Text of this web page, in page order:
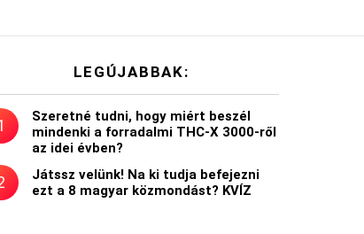
LEGÚJABBAK:
Szeretné tudni, hogy miért beszél
mindenki a forradalmi THC-X 3000-ről
az idei évben?
Játssz velünk! Na ki tudja befejezni
ezt a 8 magyar közmondást? KVÍZ